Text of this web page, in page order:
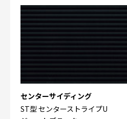
センターサイディング
ST型 センターストライプU